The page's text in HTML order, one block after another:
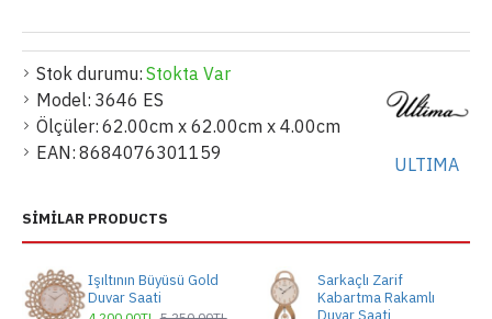
Stok durumu: Stokta Var
Model: 3646 ES
Ölçüler: 62.00cm x 62.00cm x 4.00cm
EAN: 8684076301159
ULTIMA
SIMILAR PRODUCTS
Işıltının Büyüsü Gold
Duvar Saati
Sarkaçlı Zarif
Kabartma Rakamlı
Duvar Saati